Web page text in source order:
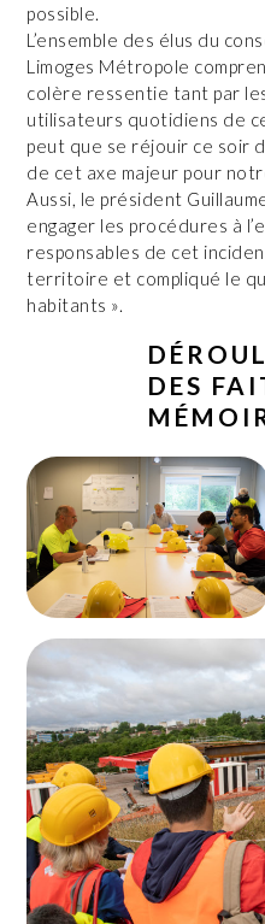
possible.
L’ensemble des élus du
Limoges Métropole
colère ressentie tant par
utilisateurs quotidiens de
peut que se réjouir ce soir
de cet axe majeur pour
Aussi, le président
engager les procédures à
responsables de cet
territoire et compliqué le
habitants ».
DES